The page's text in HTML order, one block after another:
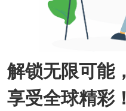
解锁无限可能，
享受全球精彩！